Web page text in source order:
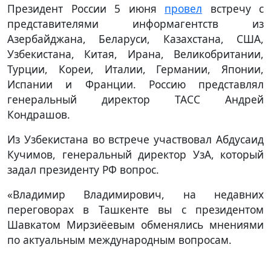
Президент России 5 июня провел встречу с
представителями информагентств из
Азербайджана, Беларуси, Казахстана, США,
Узбекистана, Китая, Ирана, Великобритании,
Турции, Кореи, Италии, Германии, Японии,
Испании и Франции. Россию представлял
генеральный директор ТАСС Андрей
Кондрашов.
Из Узбекистана во встрече участвовал Абдусаид
Кучимов, генеральный директор УзА, который
задал президенту РФ вопрос.
«Владимир Владимирович, на недавних
переговорах в Ташкенте вы с президентом
Шавкатом Мирзиёевым обменялись мнениями
по актуальным международным вопросам.